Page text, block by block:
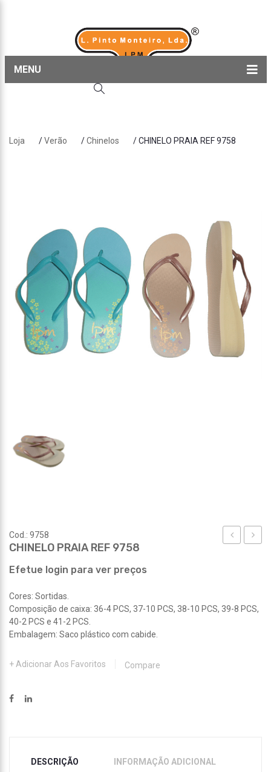
MENU
Sobre nós
Loja /Verão /Chinelos / CHINELO PRAIA REF 9758
Cod.: 9758
CHINELO PRAIA REF 9758
Efetue login para ver preços
Cores: Sortidas.
Composição de caixa: 36-4 PCS, 37-10 PCS, 38-10 PCS, 39-8 PCS,
40-2 PCS e 41-2 PCS.
Embalagem: Saco plástico com cabide.
Adicionar Aos Favoritos Compare
DESCRIÇÃO INFORMAÇÃO ADICIONAL